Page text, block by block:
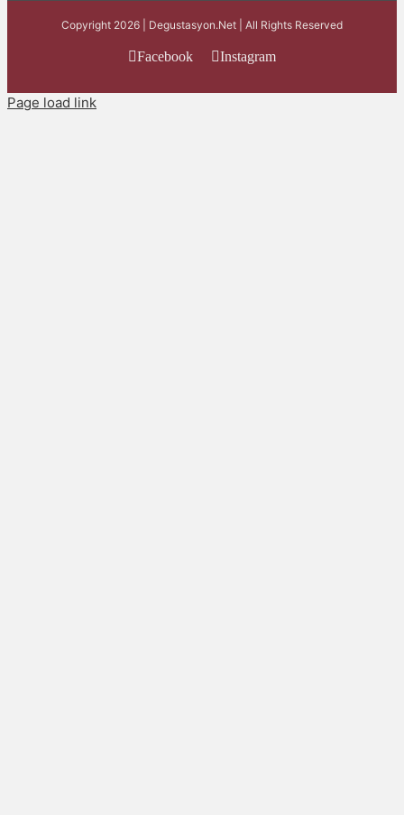
Copyright 2026 | Degustasyon.Net | All Rights Reserved
Facebook Instagram
Page load link